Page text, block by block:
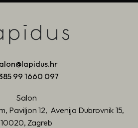
99 1660 097
Salon
Paviljon 12, Avenija Dubrovnik 15,
10020, Zagreb